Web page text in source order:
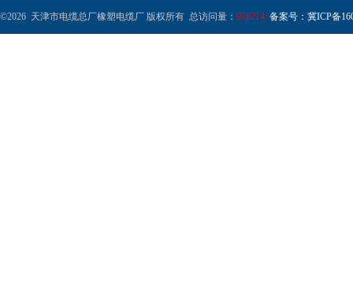
©2026 天津市电缆总厂橡塑电缆厂 版权所有 总访问量： 976214 备案号：冀ICP备